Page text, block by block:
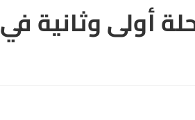
أولى وثانية في